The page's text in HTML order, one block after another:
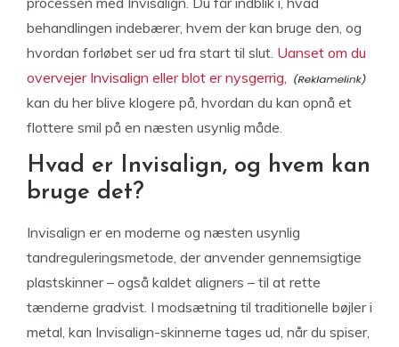
behandlingen indebærer, hvem der kan bruge den, og
hvordan forløbet ser ud fra start til slut. Uanset om du
overvejer Invisalign eller blot er nysgerrig,
kan du her blive klogere på, hvordan du kan opnå et
flottere smil på en næsten usynlig måde.
Hvad er Invisalign, og hvem kan
bruge det?
Invisalign er en moderne og næsten usynlig
tandreguleringsmetode, der anvender gennemsigtige
plastskinner – også kaldet aligners – til at rette
tænderne gradvist. I modsætning til traditionelle bøjler i
metal, kan Invisalign-skinnerne tages ud, når du spiser,